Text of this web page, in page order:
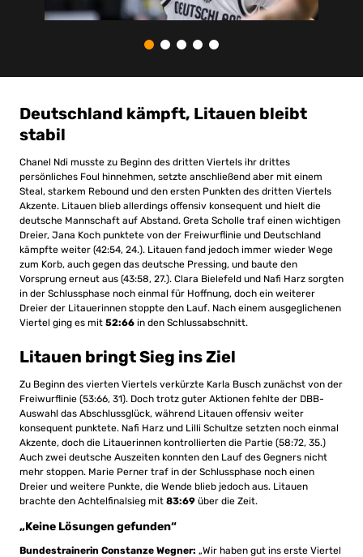
Deutschland kämpft, Litauen bleibt
stabil
Chanel Ndi musste zu Beginn des dritten Viertels ihr drittes
persönliches Foul hinnehmen, setzte anschließend aber mit einem
Steal, starkem Rebound und den ersten Punkten des dritten Viertels
Akzente. Litauen blieb allerdings offensiv konsequent und hielt die
deutsche Mannschaft auf Abstand. Greta Scholle traf einen wichtigen
Dreier, Jana Koch punktete von der Freiwurflinie und Deutschland
kämpfte weiter (42:54, 24.). Litauen fand jedoch immer wieder Wege
zum Korb, auch gegen das deutsche Pressing, und baute den
Vorsprung erneut aus (43:58, 27.). Clara Bielefeld und Nafi Harz sorgten
in der Schlussphase noch einmal für Hoffnung, doch ein weiterer
Dreier der Litauerinnen stoppte den Lauf. Nach einem ausgeglichenen
Viertel ging es mit 52:66 in den Schlussabschnitt.
Litauen bringt Sieg ins Ziel
Zu Beginn des vierten Viertels verkürzte Karla Busch zunächst von der
Freiwurflinie (53:66, 31). Doch trotz guter Aktionen fehlte der DBB-
Auswahl das Abschlussglück, während Litauen offensiv weiter
konsequent punktete. Nafi Harz und Lilli Schultze setzten noch einmal
Akzente, doch die Litauerinnen kontrollierten die Partie (58:72, 35.)
Auch zwei deutsche Auszeiten konnten den Lauf des Gegners nicht
mehr stoppen. Marie Perner traf in der Schlussphase noch einen
Dreier und weitere Punkte, die Wende blieb jedoch aus. Litauen
brachte den Achtelfinalsieg mit 83:69 über die Zeit.
„Keine Lösungen gefunden“
Bundestrainerin Constanze Wegner: „Wir haben gut ins erste Viertel